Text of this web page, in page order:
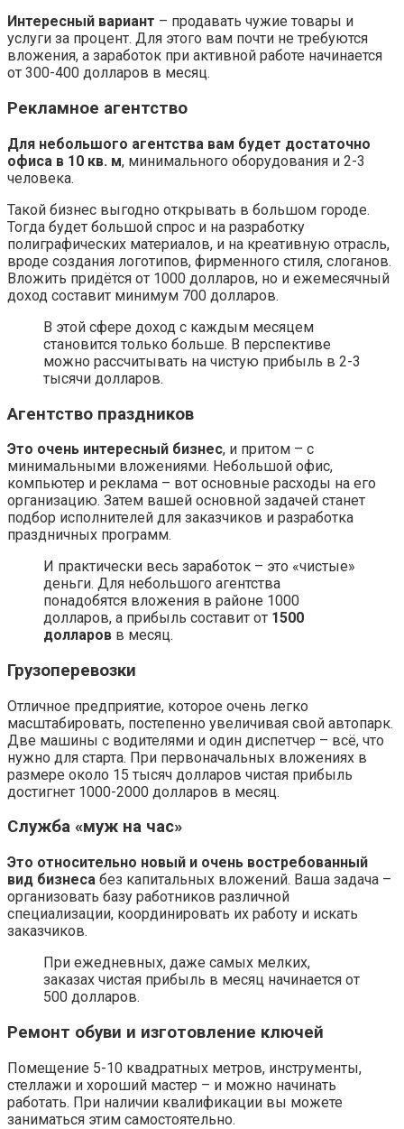
Интересный вариант – продавать чужие товары и
услуги за процент. Для этого вам почти не требуются
вложения, а заработок при активной работе начинается
от 300-400 долларов в месяц.
Рекламное агентство
Для небольшого агентства вам будет достаточно
офиса в 10 кв. м, минимального оборудования и 2-3
человека.
Такой бизнес выгодно открывать в большом городе.
Тогда будет большой спрос и на разработку
полиграфических материалов, и на креативную отрасль,
вроде создания логотипов, фирменного стиля, слоганов.
Вложить придётся от 1000 долларов, но и ежемесячный
доход составит минимум 700 долларов.
В этой сфере доход с каждым месяцем
становится только больше. В перспективе
можно рассчитывать на чистую прибыль в 2-3
тысячи долларов.
Агентство праздников
Это очень интересный бизнес, и притом – с
минимальными вложениями. Небольшой офис,
компьютер и реклама – вот основные расходы на его
организацию. Затем вашей основной задачей станет
подбор исполнителей для заказчиков и разработка
праздничных программ.
И практически весь заработок – это «чистые»
деньги. Для небольшого агентства
понадобятся вложения в районе 1000
долларов, а прибыль составит от 1500
долларов в месяц.
Грузоперевозки
Отличное предприятие, которое очень легко
масштабировать, постепенно увеличивая свой автопарк.
Две машины с водителями и один диспетчер – всё, что
нужно для старта. При первоначальных вложениях в
размере около 15 тысяч долларов чистая прибыль
достигнет 1000-2000 долларов в месяц.
Служба «муж на час»
Это относительно новый и очень востребованный
вид бизнеса без капитальных вложений. Ваша задача –
организовать базу работников различной
специализации, координировать их работу и искать
заказчиков.
При ежедневных, даже самых мелких,
заказах чистая прибыль в месяц начинается от
500 долларов.
Ремонт обуви и изготовление ключей
Помещение 5-10 квадратных метров, инструменты,
стеллажи и хороший мастер – и можно начинать
работать. При наличии квалификации вы можете
заниматься этим самостоятельно.